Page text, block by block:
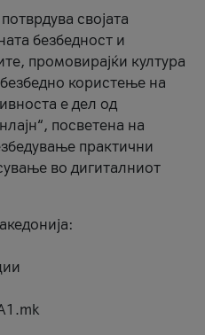
својата
безбедност и
промовирајќи култура
користење на
е дел од
посветена на
практични
во дигиталниот